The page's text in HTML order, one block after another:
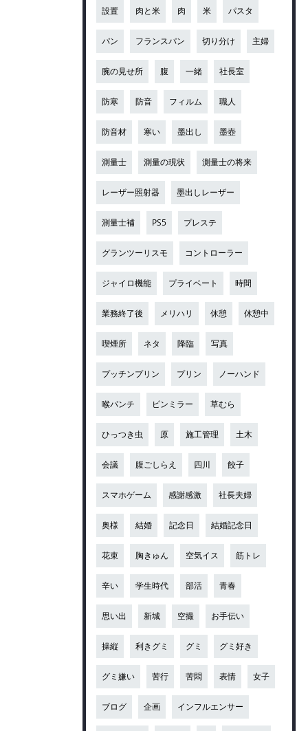
設置 肉と米 肉 米 パスタ
パン フランスパン 切り分け 主婦
腕の見せ所 腹 一緒 社長室
防寒 防音 フィルム 職人
防音材 寒い 墨出し 墨壺
測量士 測量の現状 測量士の将来
レーザー照射器 墨出しレーザー
測量士補 PS5 プレステ
グランツーリスモ コントローラー
ジャイロ機能 プライベート 時間
業務終了後 メリハリ 休憩 休憩中
喫煙所 ネタ 降臨 写真
プッチンプリン プリン ノーハンド
喉パンチ ピンミラー 草むら
ひっつき虫 原 施工管理 土木
会議 腹ごしらえ 四川 餃子
スマホゲーム 感謝感激 社長夫婦
奥様 結婚 記念日 結婚記念日
花束 胸きゅん 空気イス 筋トレ
辛い 学生時代 部活 青春
思い出 新城 空撮 お手伝い
操縦 利きグミ グミ グミ好き
グミ嫌い 苦行 苦悶 表情 女子
ブログ 企画 インフルエンサー